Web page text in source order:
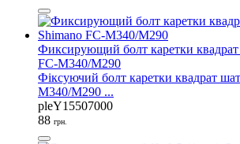
Фиксирующий болт каретки
FC-M340/M290
Фіксуючий болт каретки квадрат
M340/M290 ...
pleY15507000
88 грн.